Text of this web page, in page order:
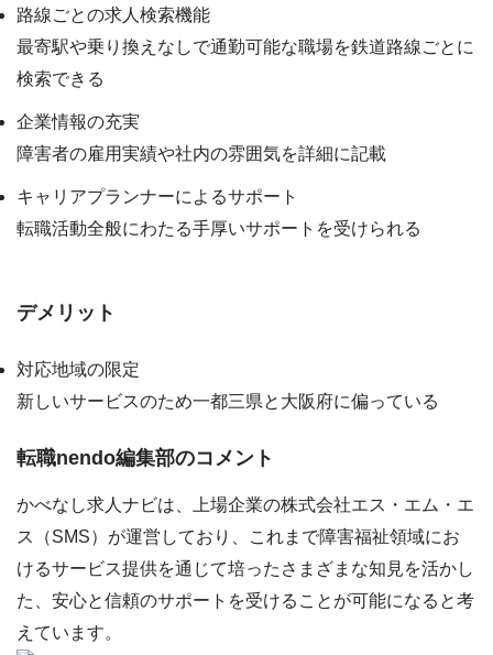
路線ごとの求人検索機能
最寄駅や乗り換えなしで通勤可能な職場を鉄道路線ごとに
検索できる
企業情報の充実
障害者の雇用実績や社内の雰囲気を詳細に記載
キャリアプランナーによるサポート
転職活動全般にわたる手厚いサポートを受けられる
デメリット
対応地域の限定
新しいサービスのため一都三県と大阪府に偏っている
転職nendo編集部のコメント
かべなし求人ナビは、上場企業の株式会社エス・エム・エ
ス（SMS）が運営しており、これまで障害福祉領域にお
けるサービス提供を通じて培ったさまざまな知見を活かし
た、安心と信頼のサポートを受けることが可能になると考
えています。